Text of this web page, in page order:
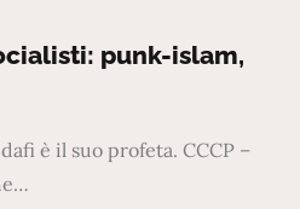
punk-islam,
è il suo profeta. CCCP –